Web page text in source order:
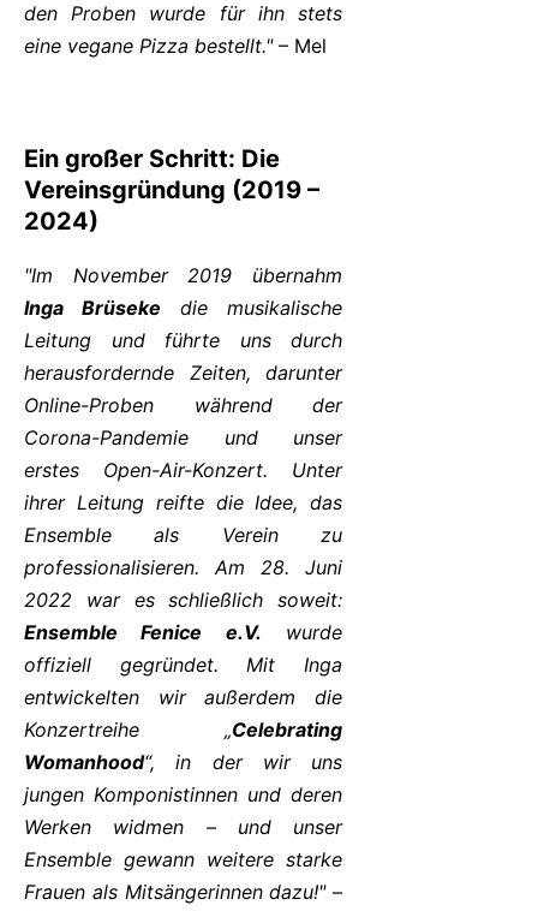
den Proben wurde für ihn stets
eine vegane Pizza bestellt."– Mel
Ein großer Schritt: Die
Vereinsgründung (2019 –
2024)
"Im November 2019 übernahm
Inga Brüseke die musikalische
Leitung und führte uns durch
herausfordernde Zeiten, darunter
Online-Proben während der
Corona-Pandemie und unser
erstes Open-Air-Konzert. Unter
ihrer Leitung reifte die Idee, das
Ensemble als Verein zu
professionalisieren. Am 28. Juni
2022 war es schließlich soweit:
Ensemble Fenice e.V. wurde
offiziell gegründet. Mit Inga
entwickelten wir außerdem die
Konzertreihe „Celebrating
Womanhood“, in der wir uns
jungen Komponistinnen und deren
Werken widmen – und unser
Ensemble gewann weitere starke
Frauen als Mitsängerinnen dazu!"–